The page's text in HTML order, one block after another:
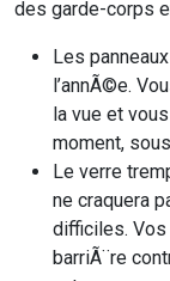
des garde-corps
Les
l’annÃ©e.
la vue et
moment,
Le verre
ne craquera
difficiles. Vos
barriÃ¨re